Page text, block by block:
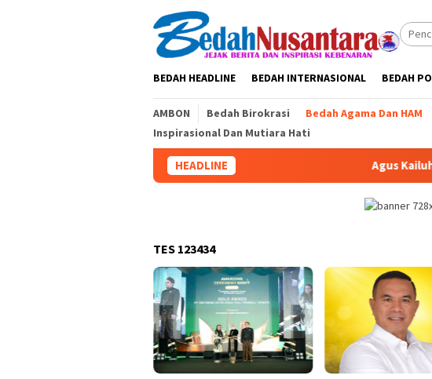
BEDAH HEADLINE BEDAH INTERNASIONAL BEDAH
AMBON Bedah Birokrasi Bedah Agama Dan HAM
Inspirasional Dan Mutiara Hati
HEADLINE Agus Kailuhu Pakai
TES 123434